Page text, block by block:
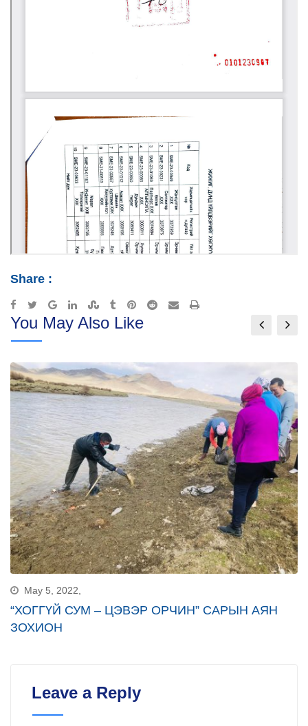
Share :
Google+LinkedInStumbleUpon
TumblrPinterest
Reddit SharePrint
You May Also Like
May 5, 2022,
“ХОГГҮЙ СУМ – ЦЭВЭР ОРЧИН” САРЫН АЯН
ЗОХИОН
Leave a Reply